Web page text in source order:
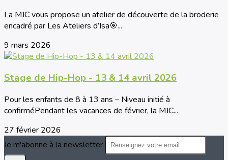
La MJC vous propose un atelier de découverte de la broderie
encadré par Les Ateliers d’Isa🎯...
9 mars 2026
Stage de Hip-Hop - 13 & 14 avril 2026
Pour les enfants de 8 à 13 ans – Niveau initié à
confirméPendant les vacances de février, la MJC...
27 février 2026
Je m'abonne à la newsletter